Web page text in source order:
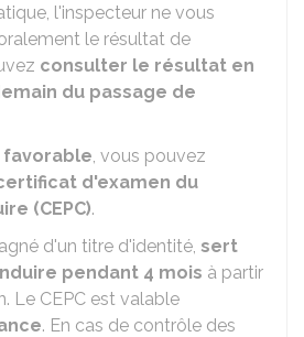
l'inspecteur ne vous
le résultat de
consulter le résultat en
du passage de
, vous pouvez
d'examen du
(CEPC).
d'un titre d'identité, sert
pendant 4 mois à partir
Le CEPC est valable
. En cas de contrôle des